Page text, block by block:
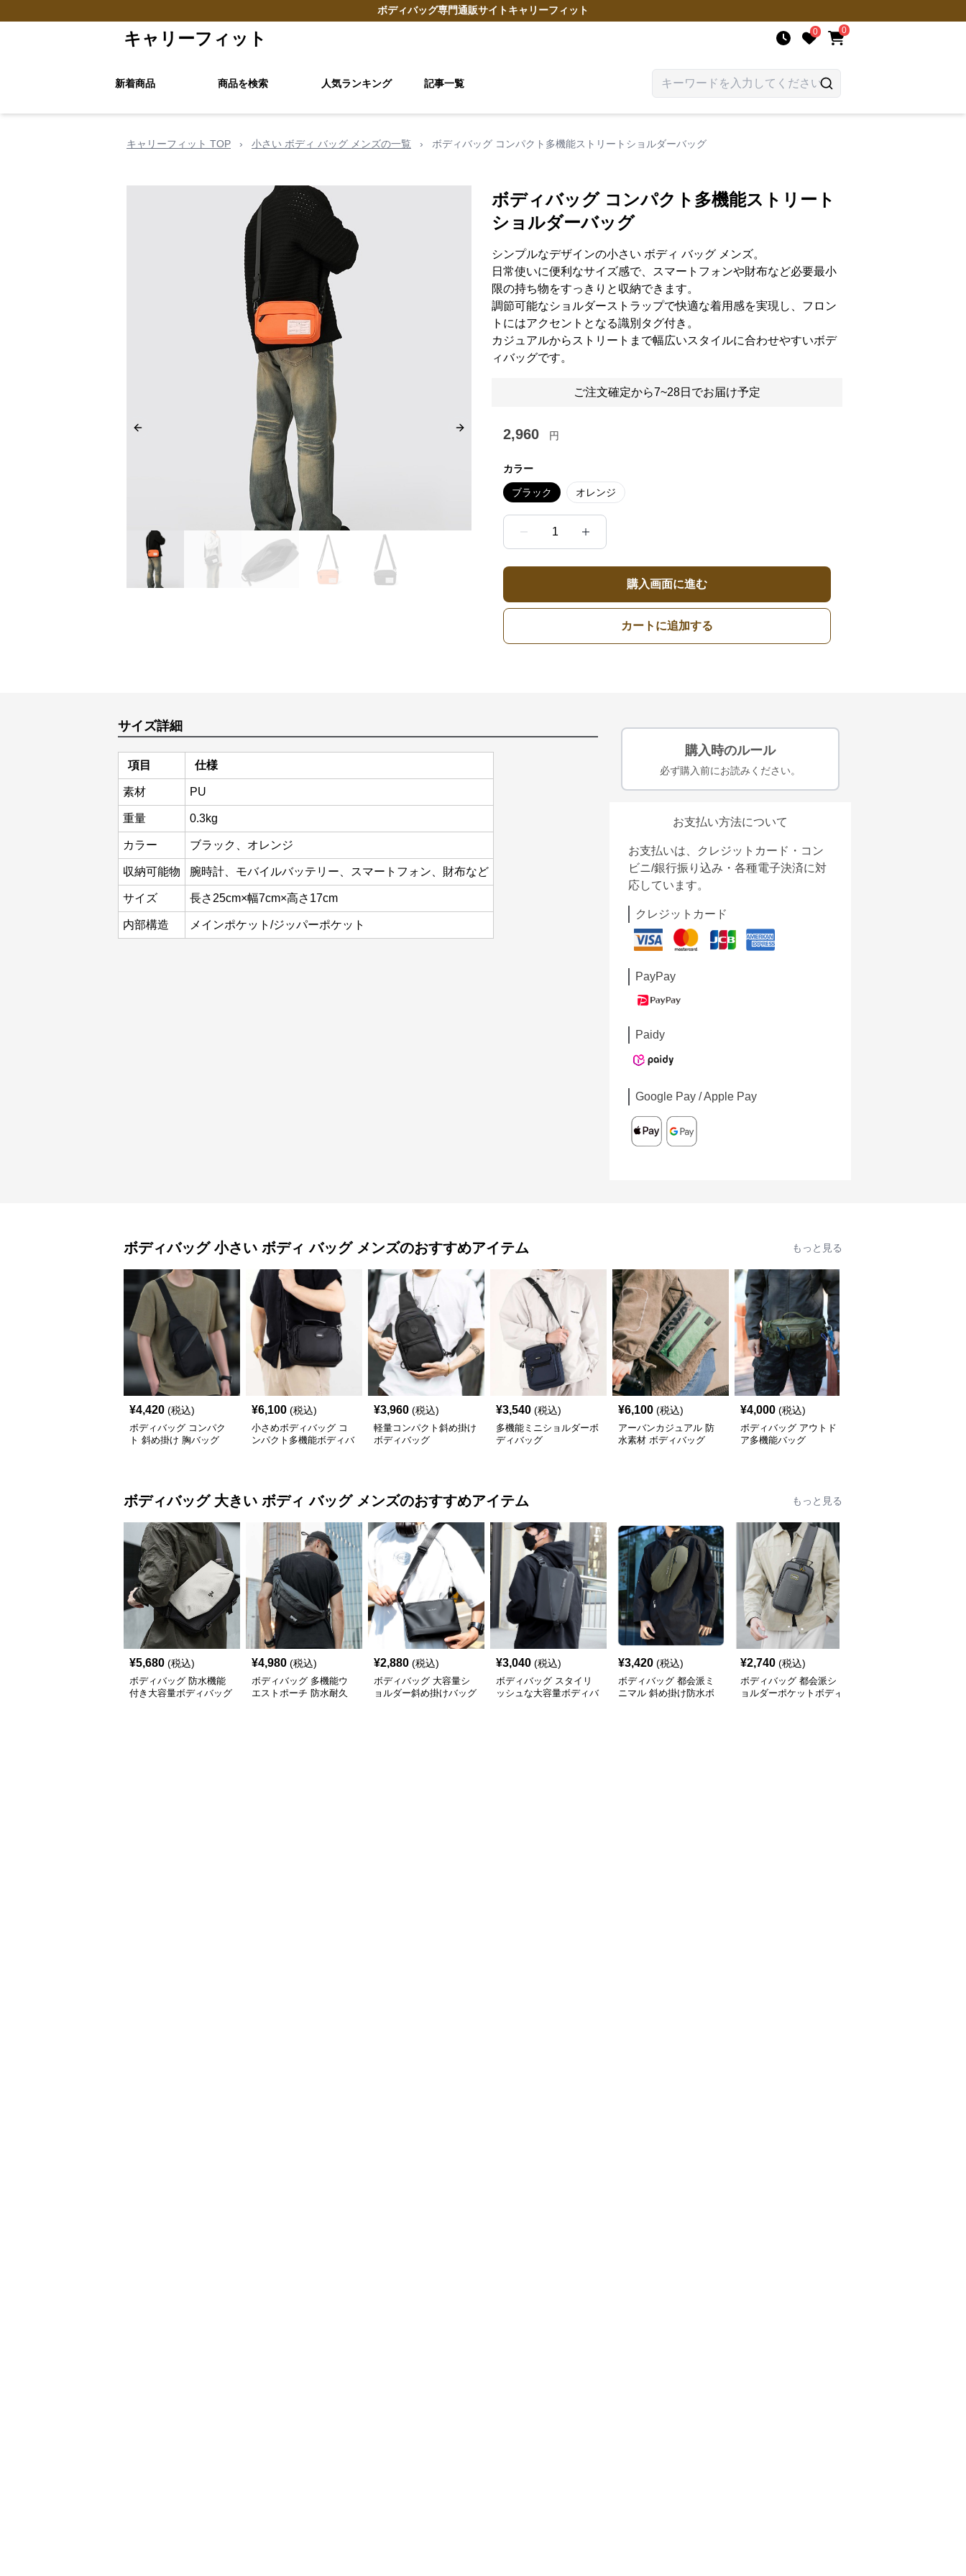
ボディバッグ専門通販サイトキャリーフィット
キャリーフィット 0 0
新着商品 商品を検索 人気ランキング 記事一覧
キャリーフィット TOP › 小さい ボディ バッグ メンズの一覧 › ボディバッグ コンパクト多機能ストリートショルダーバッグ
Previous slide Next slide
ボディバッグ コンパクト多機能ストリート
ショルダーバッグ
シンプルなデザインの小さい ボディ バッグ メンズ。
日常使いに便利なサイズ感で、スマートフォンや財布など必要最小
限の持ち物をすっきりと収納できます。
調節可能なショルダーストラップで快適な着用感を実現し、フロン
トにはアクセントとなる識別タグ付き。
カジュアルからストリートまで幅広いスタイルに合わせやすいボデ
ィバッグです。
ご注文確定から7~28日でお届け予定
2,960 円
カラー
ブラック オレンジ
1
購入画面に進む
カートに追加する
サイズ詳細
項目 仕様
素材 PU
重量 0.3kg
カラー ブラック、オレンジ
収納可能物 腕時計、モバイルバッテリー、スマートフォン、財布など
サイズ 長さ25cm×幅7cm×高さ17cm
内部構造 メインポケット/ジッパーポケット
購入時のルール
必ず購入前にお読みください。
お支払い方法について
お支払いは、クレジットカード・コン
ビニ/銀行振り込み・各種電子決済に対
応しています。
クレジットカード
PayPay
Paidy
Google Pay / Apple Pay
ボディバッグ 小さい ボディ バッグ メンズのおすすめアイテム もっと見る
¥4,420 (税込)
ボディバッグ コンパク
ト 斜め掛け 胸バッグ
¥6,100 (税込)
小さめボディバッグ コ
ンパクト多機能ボディバ
¥3,960 (税込)
軽量コンパクト斜め掛け
ボディバッグ
¥3,540 (税込)
多機能ミニショルダーボ
ディバッグ
¥6,100 (税込)
アーバンカジュアル 防
水素材 ボディバッグ
¥4,000 (税込)
ボディバッグ アウトド
ア多機能バッグ
ボディバッグ 大きい ボディ バッグ メンズのおすすめアイテム もっと見る
¥5,680 (税込)
ボディバッグ 防水機能
付き大容量ボディバッグ
¥4,980 (税込)
ボディバッグ 多機能ウ
エストポーチ 防水耐久
¥2,880 (税込)
ボディバッグ 大容量シ
ョルダー斜め掛けバッグ
¥3,040 (税込)
ボディバッグ スタイリ
ッシュな大容量ボディバ
¥3,420 (税込)
ボディバッグ 都会派ミ
ニマル 斜め掛け防水ボ
¥2,740 (税込)
ボディバッグ 都会派シ
ョルダーポケットボディ